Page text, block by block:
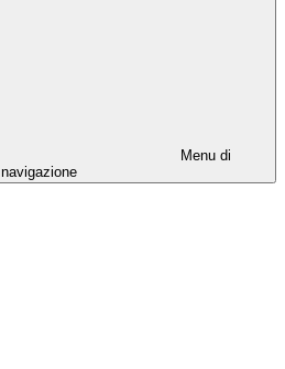
Menu di
navigazione